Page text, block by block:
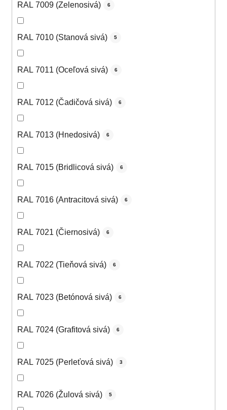
RAL 7009 (Zelenosivá) 6
RAL 7010 (Stanová sivá) 5
RAL 7011 (Oceľová sivá) 6
RAL 7012 (Čadičová sivá) 6
RAL 7013 (Hnedosivá) 6
RAL 7015 (Bridlicová sivá) 6
RAL 7016 (Antracitová sivá) 6
RAL 7021 (Čiernosivá) 6
RAL 7022 (Tieňová sivá) 6
RAL 7023 (Betónová sivá) 6
RAL 7024 (Grafitová sivá) 6
RAL 7025 (Perleťová sivá) 3
RAL 7026 (Žulová sivá) 5